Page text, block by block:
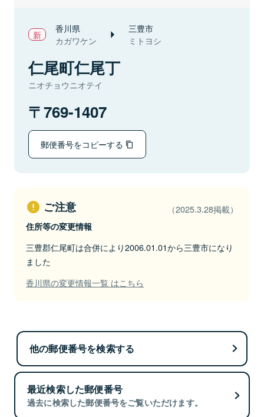
香川県
カガワケン
三豊市
ミトヨシ
仁尾町仁尾丁
ニオチョウニオテイ
769-1407
郵便番号をコピーする
ご注意 （2025.3.28掲載）
住所等の変更情報
三豊郡仁尾町は合併により2006.01.01から三豊市になり
ました
香川県の変更情報一覧 はこちら
他の郵便番号を検索する
最近検索した郵便番号
過去に検索した郵便番号をご覧いただけます。